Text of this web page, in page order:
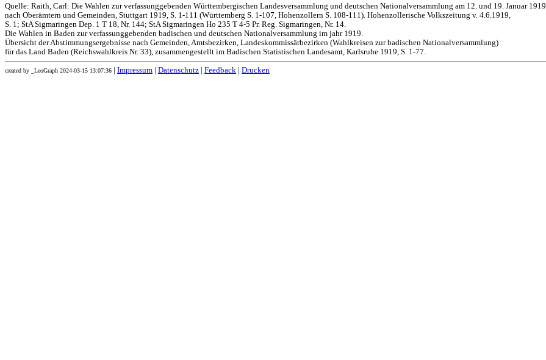
Quelle: Raith, Carl: Die Wahlen zur verfassunggebenden Württembergischen Landesversammlung und deutschen Nationalversammlung am 12. und 19. Januar 1919
nach Oberämtern und Gemeinden, Stuttgart 1919, S. 1-111 (Württemberg S. 1-107, Hohenzollern S. 108-111). Hohenzollerische Volkszeitung v. 4.6.1919,
S. 1; StA Sigmaringen Dep. 1 T 18, Nr. 144; StA Sigmaringen Ho 235 T 4-5 Pr. Reg. Sigmaringen, Nr. 14.
Die Wahlen in Baden zur verfassunggebenden badischen und deutschen Nationalversammlung im jahr 1919.
Übersicht der Abstimmungsergebnisse nach Gemeinden, Amtsbezirken, Landeskommissärbezirken (Wahlkreisen zur badischen Nationalversammlung)
für das Land Baden (Reichswahlkreis Nr. 33), zusammengestellt im Badischen Statistischen Landesamt, Karlsruhe 1919, S. 1-77.
created by _LeoGraph 2024-03-15 13:07:36 Impressum Datenschutz Feedback Drucken